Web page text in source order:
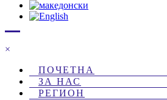
×
ПОЧЕТНА
ЗА НАС
РЕГИОН